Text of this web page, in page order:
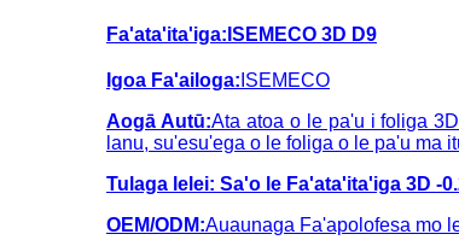
Fa'ata'ita'iga: ISEMECO 3D D9
Igoa Fa'ailoga: ISEMECO
Aogā Autū:Ata atoa o le pa'u i foliga
lanu, su'esu'ega o le foliga o le pa'u ma
Tulaga lelei: Sa'o le Fa'ata'ita'iga 3D -
OEM/ODM:Auaunaga Fa'apolofesa mo